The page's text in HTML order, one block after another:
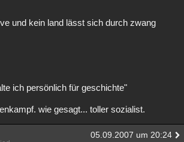
und kein land lässt sich durch zwang
ich persönlich für geschichte"
wie gesagt... toller sozialist.
05.09.2007 um 20:24